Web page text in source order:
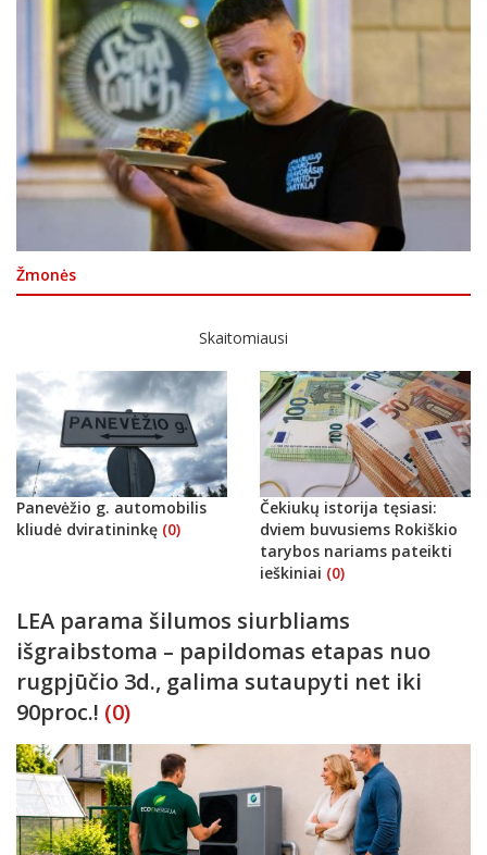
Žmonės
Skaitomiausi
Panevėžio g. automobilis
kliudė dviratininkę (0)
Čekiukų istorija tęsiasi:
dviem buvusiems Rokiškio
tarybos nariams pateikti
ieškiniai (0)
LEA parama šilumos siurbliams
išgraibstoma – papildomas etapas nuo
rugpjūčio 3d., galima sutaupyti net iki
90proc.! (0)